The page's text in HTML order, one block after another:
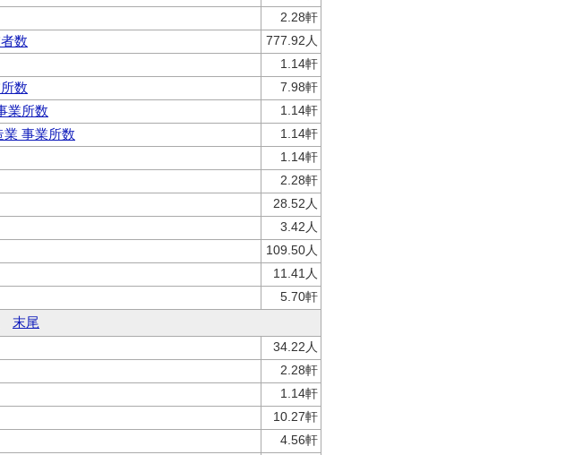
2.28軒
数
777.92人
1.14軒
数
7.98軒
業所数
1.14軒
業 事業所数
1.14軒
1.14軒
2.28軒
28.52人
3.42人
109.50人
11.41人
5.70軒
末尾
34.22人
2.28軒
1.14軒
10.27軒
4.56軒